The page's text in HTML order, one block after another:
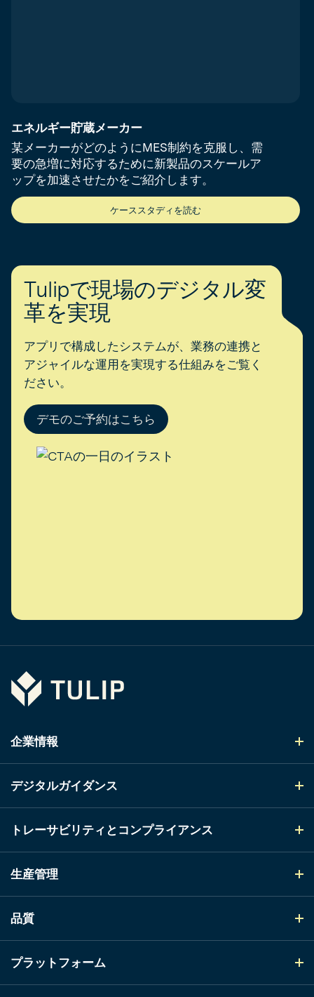
エネルギー貯蔵メーカー
某メーカーがどのようにMES制約を克服し、需
要の急増に対応するために新製品のスケールア
ップを加速させたかをご紹介します。
ケーススタディを読む
Tulipで現場のデジタル変
革を実現
アプリで構成したシステムが、業務の連携と
アジャイルな運用を実現する仕組みをご覧く
ださい。
デモのご予約はこちら
Tulip
企業情報
デジタルガイダンス
トレーサビリティとコンプライアンス
生産管理
品質
プラットフォーム